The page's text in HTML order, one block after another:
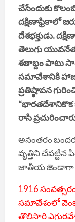
చేసేందుకు
దక్షిణాఫ్రికాలో
దేశభక్తుడు.
తెలుగు
శతాబ్దం పాటు
సమావేశానికి
ప్రతిష్ఠాపన
“భారతదేశానికొక
రాసి
అనంతరం
వృత్తిని చేపట్టిన
జాతీయ జెండాగా
1916
సమావేశంలో
తొలిసారి